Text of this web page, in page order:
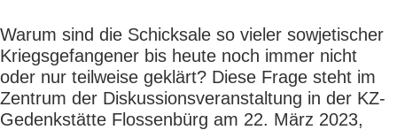
Warum sind die Schicksale so vieler sowjetischer
Kriegsgefangener bis heute noch immer nicht
oder nur teilweise geklärt? Diese Frage steht im
Zentrum der Diskussionsveranstaltung in der KZ-
Gedenkstätte Flossenbürg am 22. März 2023,